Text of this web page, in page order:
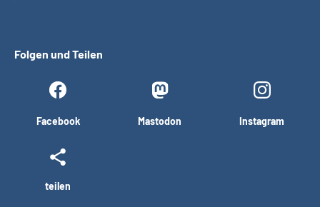
Folgen und Teilen
Facebook Mastodon Instagram
teilen